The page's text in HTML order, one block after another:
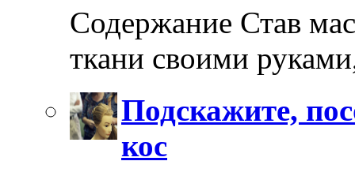
Содержание Став
ткани своими
Подскажите,
кос